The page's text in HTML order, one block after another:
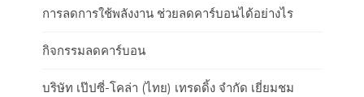
การลดการใช้พลังงาน ช่วยลดคาร์บอนได้อย่างไร
กิจกรรมลดคาร์บอน
บริษัท เป๊ปซี่-โคล่า (ไทย) เทรดดิ้ง จำกัด เยี่ยมชม